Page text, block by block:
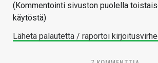
(Kommentointi sivuston puolella
käytöstä)
Lähetä palautetta / raportoi